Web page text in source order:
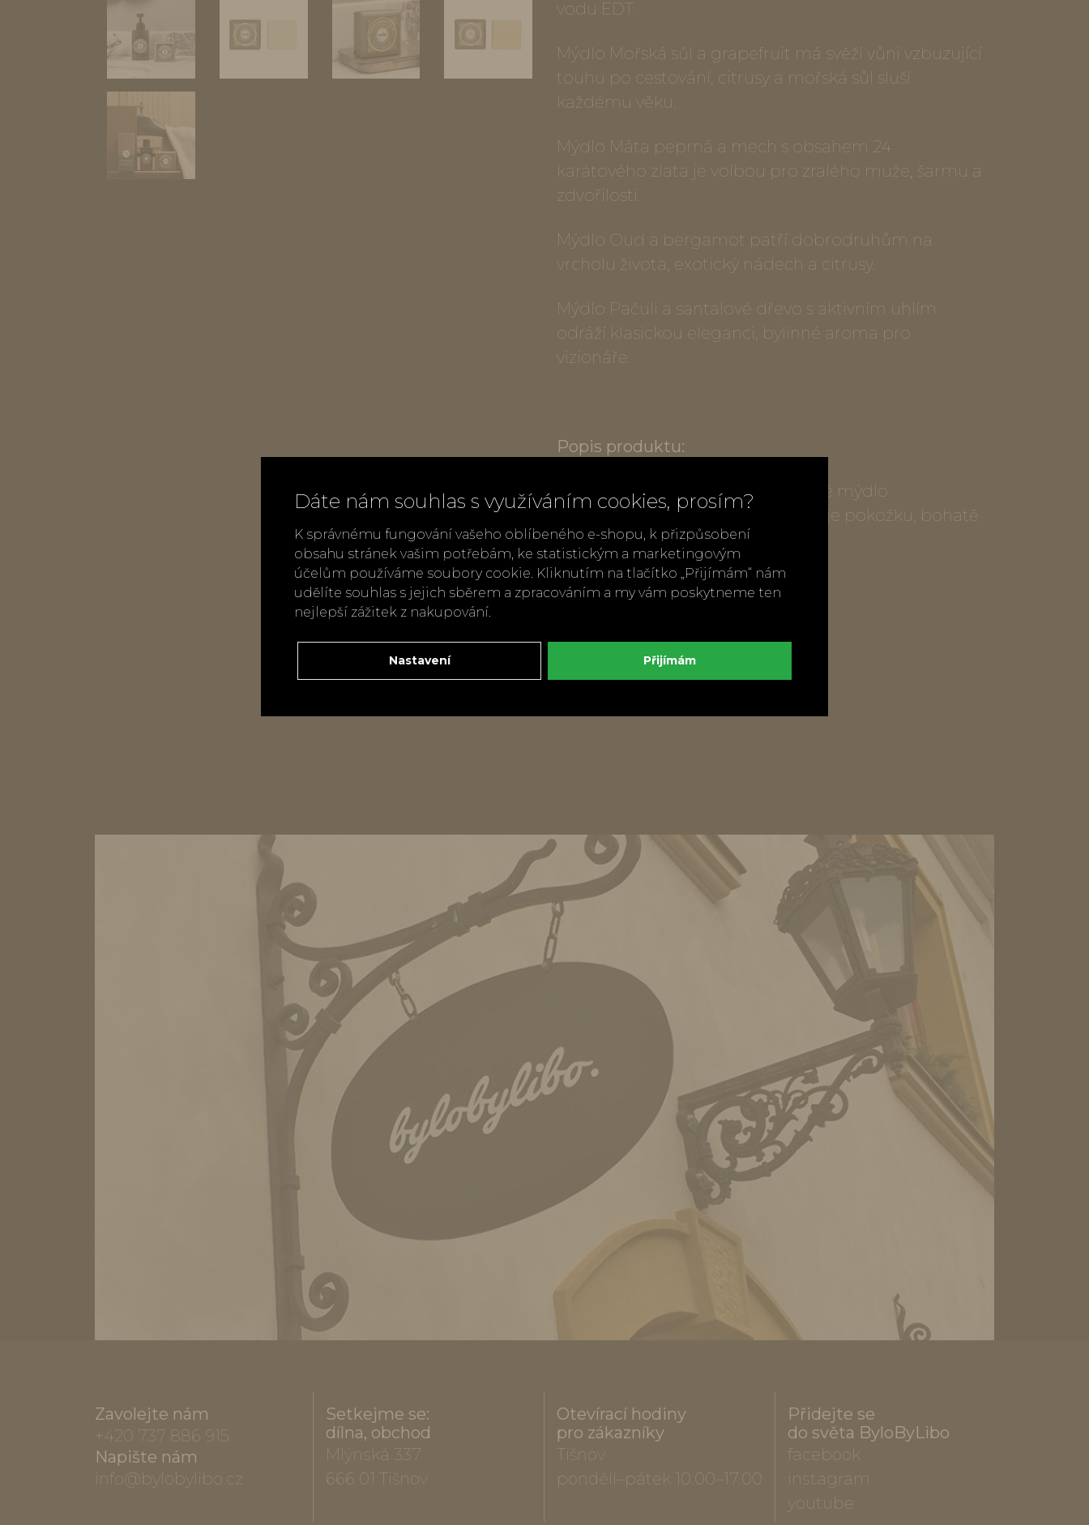
vodu EDT.
Mýdlo Mořská sůl a grapefruit má svěží vůni vzbuzující
touhu po cestování, citrusy a mořská sůl sluší
každému věku.
Mýdlo Máta peprná a mech s obsahem 24
karátového zlata je volbou pro zralého muže, šarmu a
zdvořilosti.
Mýdlo Oud a bergamot patří dobrodruhům na
vrcholu života, exotický nádech a citrusy.
Mýdlo Pačuli a santalové dřevo s aktivním uhlím
odráží klasickou eleganci, bylinné aroma pro
vizionáře.
Popis produktu:
Hmotnost: 150 g, třikrát mleté tuhé mýdlo
Vysoké kvality, hydratuje, nevysušuje pokožku, bohatě
pění.
V papírovém obalu.
Bez palmového oleje.
Zpět Doporučit
Zavolejte nám
+420 737 886 915
Napište nám
info@bylobylibo.cz
Setkejme se:
dílna, obchod
Mlýnská 337
666 01 Tišnov
Otevírací hodiny
pro zákazníky
Tišnov
pondělí–pátek 10.00–17.00
Přidejte se
do světa ByloByLibo
facebook
instagram
youtube
Dáte nám souhlas s využíváním cookies, prosím?
K správnému fungování vašeho oblíbeného e-shopu, k přizpůsobení
obsahu stránek vašim potřebám, ke statistickým a marketingovým
účelům používáme soubory cookie. Kliknutím na tlačítko „Přijímám“ nám
udělíte souhlas s jejich sběrem a zpracováním a my vám poskytneme ten
nejlepší zážitek z nakupování.
Nastavení Přijímám